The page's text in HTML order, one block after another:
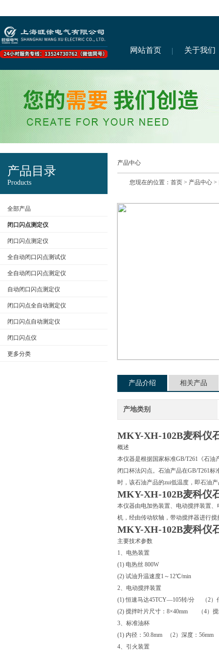
网站首页 关于我们
产品目录
Products
全部产品
闭口闪点测定仪
闭口闪点测定仪
全自动闭口闪点测试仪
全自动闭口闪点测定仪
自动闭口闪点测定仪
闭口闪点全自动测定仪
闭口闪点自动测定仪
闭口闪点仪
更多分类
产品中心
您现在的位置： 首页 > 产品中心 >
产品介绍 相关产品
产地类别
MKY-XH-102B麦科仪
概述
本仪器是根据国家标准GB/T261《石
闭口杯法闪点。石油产品在GB/T261
时，该石油产品的zui低温度，即石油
MKY-XH-102B麦科仪
本仪器由电加热装置、电动搅拌装置
机，经由传动软轴，带动搅拌器进行
MKY-XH-102B麦科仪
主要技术参数
1、电热装置
(1) 电热丝 800W
(2) 试油升温速度1～12℃/min
2、电动搅拌装置
(1) 恒速马达45TCY—105转/分 （2）
(2) 搅拌叶片尺寸：8×40mm （4）搅
3、标准油杯
(1) 内径：50.8mm （2）深度：56mm
4、引火装置